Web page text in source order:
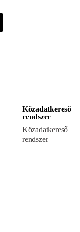
Közadatkereső
rendszer
Közadatkereső
rendszer